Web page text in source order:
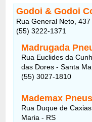
Godoi & Godoi
Rua General Neto,
(55) 3222-1371
Madrugada
Rua Euclides da
das Dores - Santa
(55) 3027-1810
Mademax Pneus
Rua Duque de
Maria - RS